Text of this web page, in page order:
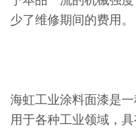
少了维修期间的费用。
海虹工业涂料面漆是
用于各种工业领域，